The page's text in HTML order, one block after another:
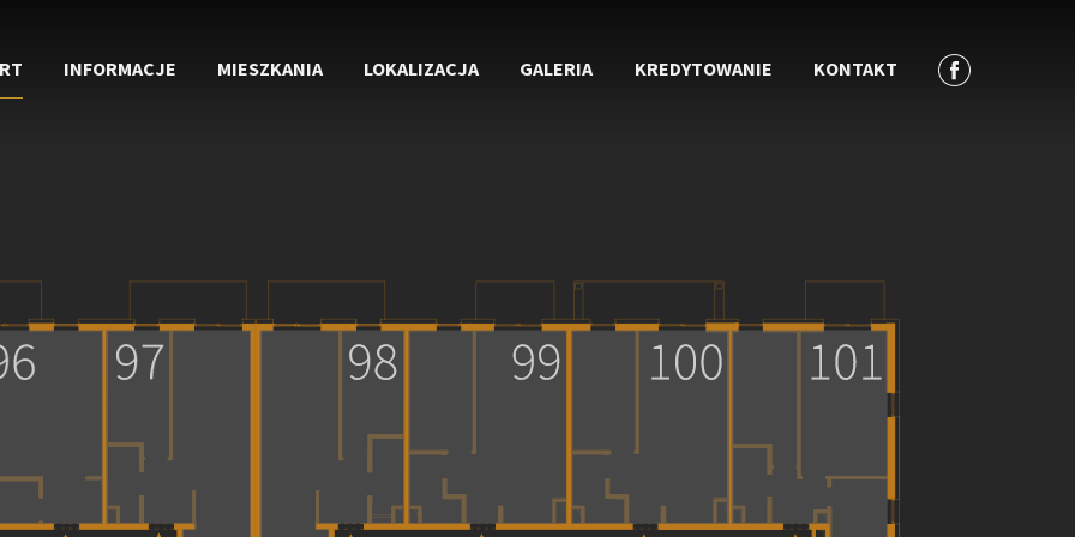
INFORMACJE MIESZKANIA LOKALIZACJA GALERIA KREDYTOWANIE KONTAKT